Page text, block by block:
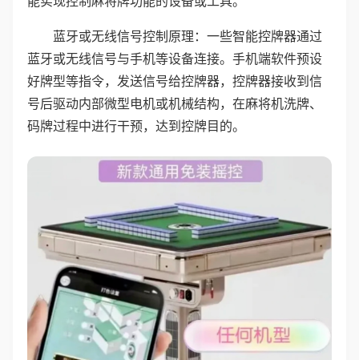
蓝牙或无线信号控制原理：一些智能控牌器通过
蓝牙或无线信号与手机等设备连接。手机端软件预设
好牌型等指令，发送信号给控牌器，控牌器接收到信
号后驱动内部微型电机或机械结构，在麻将机洗牌、
码牌过程中进行干预，达到控牌目的。